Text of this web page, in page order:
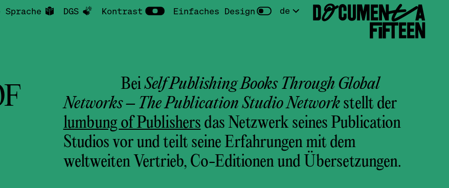
DGS Kontrast Einfaches Design de DOCUMENTA
FIFTEEN
BeiSelf Publishing Books Through Global
Networks – The Publication Studio Networkstellt der
lumbung of Publishers das Netzwerk seines Publication
Studios vor und teilt seine Erfahrungen mit dem
weltweiten Vertrieb, Co-Editionen und Übersetzungen.